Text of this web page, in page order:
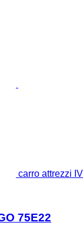
carro attrezzi
75E22